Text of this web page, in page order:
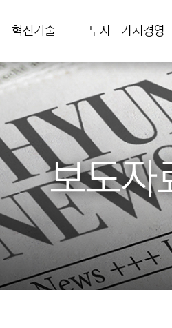
혁신기술 투자 · 가치경영
보도자